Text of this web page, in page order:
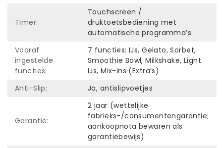
Timer:
Touchscreen /
druktoetsbediening met
automatische programma’s
Vooraf
ingestelde
functies:
7 functies: IJs, Gelato, Sorbet,
Smoothie Bowl, Milkshake, Light
IJs, Mix-ins (Extra’s)
Anti-Slip:
Ja, antislipvoetjes
Garantie:
2 jaar (wettelijke
fabrieks-/consumentengarantie;
aankoopnota bewaren als
garantiebewijs)